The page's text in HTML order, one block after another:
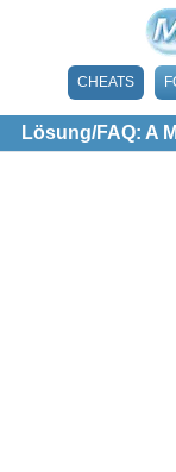
CHEATS
Lösung/FAQ: A